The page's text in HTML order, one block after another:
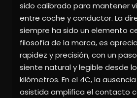
sido calibrado para mantener
entre coche y conductor. La
siempre ha sido un elemento
filosofía de la marca, es
rapidez y precisión, con un
siente natural y legible desde
kilómetros. En el 4C, la
asistida amplifica el contacto